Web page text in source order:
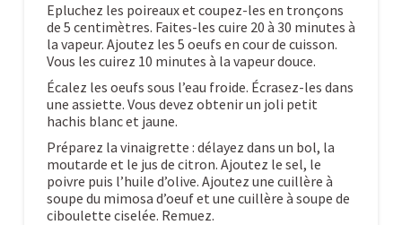
Epluchez les poireaux et coupez-les en tronçons
de 5 centimètres. Faites-les cuire 20 à 30 minutes à
la vapeur. Ajoutez les 5 oeufs en cour de cuisson.
Vous les cuirez 10 minutes à la vapeur douce.
Écalez les oeufs sous l’eau froide. Écrasez-les dans
une assiette. Vous devez obtenir un joli petit
hachis blanc et jaune.
Préparez la vinaigrette : délayez dans un bol, la
moutarde et le jus de citron. Ajoutez le sel, le
poivre puis l’huile d’olive. Ajoutez une cuillère à
soupe du mimosa d’oeuf et une cuillère à soupe de
ciboulette ciselée. Remuez.